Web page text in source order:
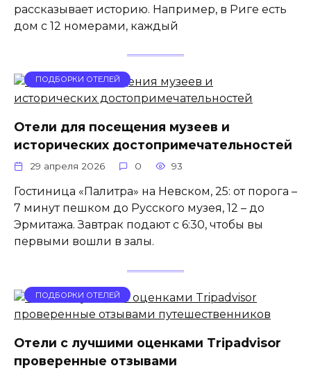
рассказывает историю. Например, в Риге есть
дом с 12 номерами, каждый
ПОДБОРКИ ОТЕЛЕЙ
Отели для посещения музеев и
исторических достопримечательностей
29 апреля 2026 0 93
Гостиница «Палитра» на Невском, 25: от порога –
7 минут пешком до Русского музея, 12 – до
Эрмитажа. Завтрак подают с 6:30, чтобы вы
первыми вошли в залы.
ПОДБОРКИ ОТЕЛЕЙ
Отели с лучшими оценками Tripadvisor
проверенные отзывами